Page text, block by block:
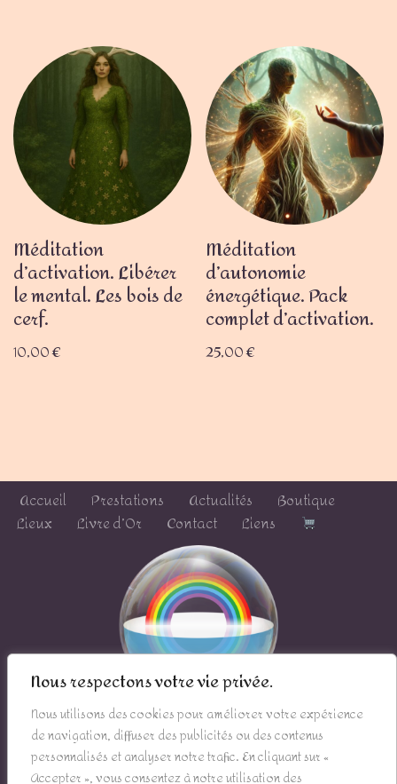
Nous respectons votre vie privée.
Nous utilisons des cookies pour améliorer votre expérience
de navigation, diffuser des publicités ou des contenus
personnalisés et analyser notre trafic. En cliquant sur «
Accepter », vous consentez à notre utilisation des
Méditation
d’activation. Libérer
le mental. Les bois de
cerf.
10,00€
Méditation
d’autonomie
énergétique. Pack
complet d’activation.
25,00€
Accueil Prestations Actualités
Boutique
Lieux
Livre d’Or Contact Liens
Mentions légales